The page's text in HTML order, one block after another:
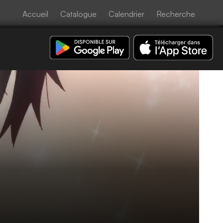
Accueil Catalogue Calendrier Recherche